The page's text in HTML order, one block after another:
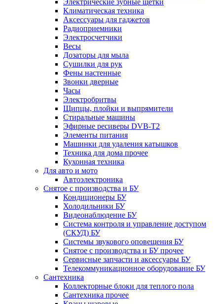
Электрические зубные щетки
Климатическая техника
Аксессуары для гаджетов
Радиоприемники
Электросчетчики
Весы
Дозаторы для мыла
Сушилки для рук
Фены настенные
Звонки дверные
Часы
Электробритвы
Щипцы, плойки и выпрямители
Стиральные машины
Эфирные ресиверы DVB-T2
Элементы питания
Машинки для удаления катышков
Техника для дома прочее
Кухонная техника
Для авто и мото
Автоэлектроника
Снятое с производства и БУ
Кондиционеры БУ
Холодильники БУ
Видеонаблюдение БУ
Система контроля и управление доступом
(СКУД) БУ
Системы звукового оповещения БУ
Снятое с производства и БУ прочее
Сервисные запчасти и аксессуары БУ
Телекоммуникационное оборудование БУ
Сантехника
Коллекторные блоки для теплого пола
Сантехника прочее